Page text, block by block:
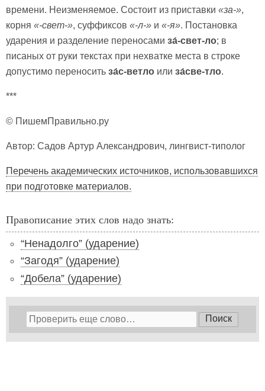
времени. Неизменяемое. Состоит из приставки «за-»,
корня «-свет-», суффиксов «-л-» и «-я». Постановка
ударения и разделение переносами за́-свет-ло; в
писаных от руки текстах при нехватке места в строке
допустимо переносить за́с-ветло или за́све-тло.
***
© ПишемПравильно.ру
Автор: Садов Артур Александрович, лингвист-типолог
Перечень академических источников, использовавшихся
при подготовке материалов.
Правописание этих слов надо знать:
“Ненадолго” (ударение)
“Загодя” (ударение)
“Добела” (ударение)